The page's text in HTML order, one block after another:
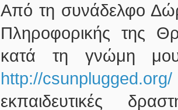
Από τη συνάδελφο
Πληροφορικής της
κατά τη γνώμη μου
http://csunplugged.org/
εκπαιδευτικές